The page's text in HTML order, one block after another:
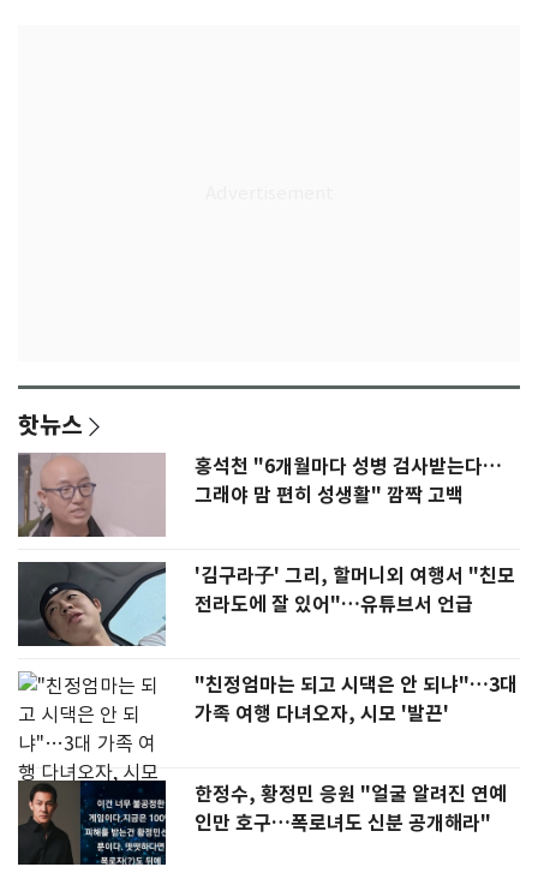
핫뉴스
홍석천 "6개월마다 성병 검사받는다…
그래야 맘 편히 성생활" 깜짝 고백
'김구라子' 그리, 할머니외 여행서 "친모
전라도에 잘 있어"…유튜브서 언급
"친정엄마는 되고 시댁은 안 되냐"…3대
가족 여행 다녀오자, 시모 '발끈'
한정수, 황정민 응원 "얼굴 알려진 연예
인만 호구…폭로녀도 신분 공개해라"